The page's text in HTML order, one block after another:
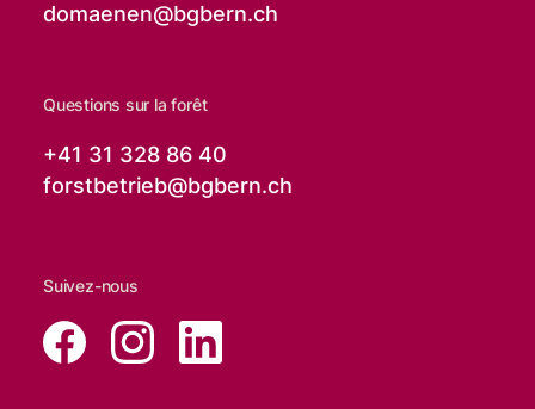
domaenen@bgbern.ch
Questions sur la forêt
+41 31 328 86 40
forstbetrieb@bgbern.ch
Suivez-nous